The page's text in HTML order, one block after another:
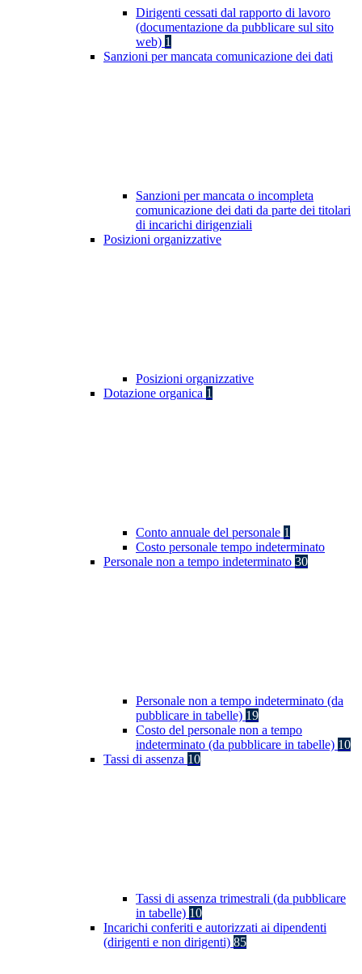
Dirigenti cessati dal rapporto di lavoro
(documentazione da pubblicare sul sito
web) 1
Sanzioni per mancata comunicazione dei dati
Sanzioni per mancata o incompleta
comunicazione dei dati da parte dei titolari
di incarichi dirigenziali
Posizioni organizzative
Posizioni organizzative
Dotazione organica 1
Conto annuale del personale 1
Costo personale tempo indeterminato
Personale non a tempo indeterminato 30
Personale non a tempo indeterminato (da
pubblicare in tabelle) 19
Costo del personale non a tempo
indeterminato (da pubblicare in tabelle) 10
Tassi di assenza 10
Tassi di assenza trimestrali (da pubblicare
in tabelle) 10
Incarichi conferiti e autorizzati ai dipendenti
(dirigenti e non dirigenti) 85